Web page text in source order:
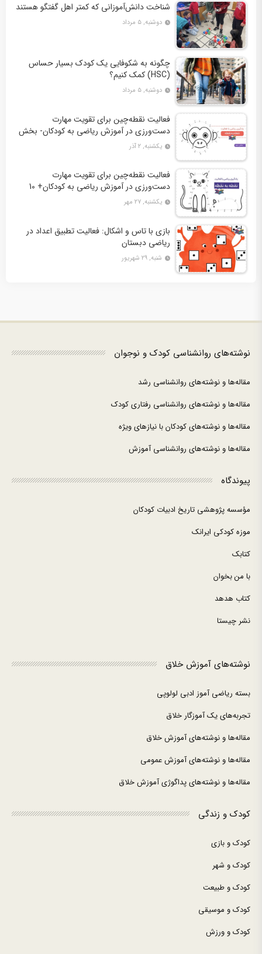
شناخت دانش‌آموزانی که کمتر اهل گفتگو هستند
دوشنبه, ۵ مرداد
چگونه به شکوفایی یک کودک بسیار حساس
(HSC) کمک کنیم؟
دوشنبه, ۵ مرداد
فعالیت نقطه‌چین برای تقویت مهارت
دست‌ورزی در آموزش ریاضی به کودکان- بخش
دوم + 10 کاربرگ فعالیت
یکشنبه, ۲ آذر
فعالیت نقطه‌چین برای تقویت مهارت
دست‌ورزی در آموزش ریاضی به کودکان+ 10
کاربرگ فعالیت
یکشنبه, ۲۷ مهر
بازی با تاس و اشکال: فعالیت تطبیق اعداد در
ریاضی دبستان
شنبه, ۲۹ شهریور
نوشته‌های روانشناسی کودک و نوجوان
مقاله‌ها و نوشته‌های روانشناسی رشد
مقاله‌ها و نوشته‌های روانشناسی رفتاری کودک
مقاله‌ها و نوشته‌های کودکان با نیازهای ویژه
مقاله‌ها و نوشته‌های روانشناسی آموزش
پیوندگاه
مؤسسه پژوهشی تاریخ ادبیات کودکان
موزه کودکی ایرانک
کتابک
با من بخوان
کتاب هدهد
نشر چیستا
نوشته‌های آموزش خلاق
بسته ریاضی آموز ادبی لولوپی
تجربه‌های یک آموزگار خلاق
مقاله‌ها و نوشته‌های آموزش خلاق
مقاله‌ها و نوشته‌های آموزش عمومی
مقاله‌ها و نوشته‌های پداگوژی آموزش خلاق
کودک و زندگی
کودک و بازی
کودک و شهر
کودک و طبیعت
کودک و موسیقی
کودک و ورزش